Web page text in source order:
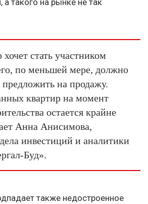
а такого на рынке не так
стать участником
по меньшей мере, должно
предложить на продажу.
квартир на момент
остается крайне
Анна Анисимова,
инвестиций и аналитики
Буд».
также недостроенное